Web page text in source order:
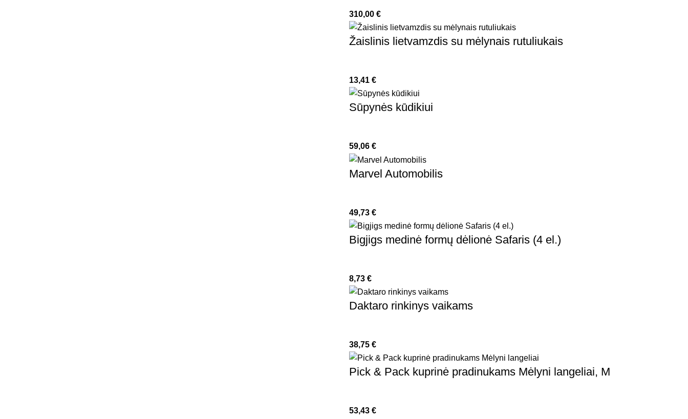
310,00 €
Žaislinis lietvamzdis su mėlynais rutuliukais
13,41 €
Sūpynės kūdikiui
59,06 €
Marvel Automobilis
49,73 €
Bigjigs medinė formų dėlionė Safaris (4 el.)
8,73 €
Daktaro rinkinys vaikams
38,75 €
Pick & Pack kuprinė pradinukams Mėlyni langeliai, M
53,43 €